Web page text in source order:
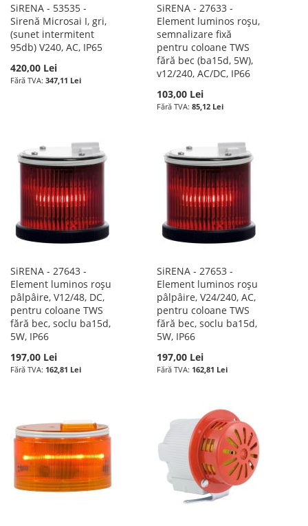
SiRENA - 53535 -
Sirenă Microsai I, gri,
(sunet intermitent
95db) V240, AC, IP65
420,00 Lei
347,11 Lei
SiRENA - 27633 -
Element luminos roșu,
semnalizare fixă
pentru coloane TWS
fără bec (ba15d, 5W),
v12/240, AC/DC, IP66
103,00 Lei
85,12 Lei
SiRENA - 27643 -
Element luminos roșu
pâlpâire, V12/48, DC,
pentru coloane TWS
fără bec, soclu ba15d,
5W, IP66
197,00 Lei
162,81 Lei
SiRENA - 27653 -
Element luminos roșu
pâlpâire, V24/240, AC,
pentru coloane TWS
fără bec, soclu ba15d,
5W, IP66
197,00 Lei
162,81 Lei